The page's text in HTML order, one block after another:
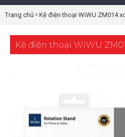
Trang chủ » Kệ điện thoại WiWU ZM014
Kệ điện thoại WiWU